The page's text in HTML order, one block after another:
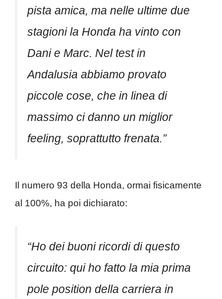
pista amica, ma nelle ultime due
stagioni la Honda ha vinto con
Dani e Marc. Nel test in
Andalusia abbiamo provato
piccole cose, che in linea di
massimo ci danno un miglior
feeling, soprattutto frenata.”
Il numero 93 della Honda, ormai fisicamente
al 100%, ha poi dichiarato:
“Ho dei buoni ricordi di questo
circuito: qui ho fatto la mia prima
pole position della carriera in